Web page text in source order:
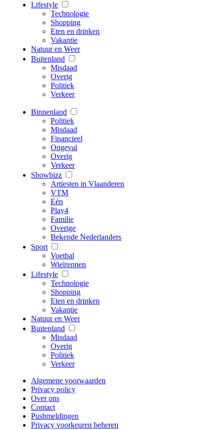
Lifestyle
Technologie
Shopping
Eten en drinken
Vakantie
Natuur en Weer
Buitenland
Misdaad
Overig
Politiek
Verkeer
Binnenland
Politiek
Misdaad
Financieel
Ongeval
Overig
Verkeer
Showbizz
Artiesten in Vlaanderen
VTM
Eén
Play4
Familie
Overige
Bekende Nederlanders
Sport
Voetbal
Wielrennen
Lifestyle
Technologie
Shopping
Eten en drinken
Vakantie
Natuur en Weer
Buitenland
Misdaad
Overig
Politiek
Verkeer
Algemene voorwaarden
Privacy policy
Over ons
Contact
Pushmeldingen
Privacy voorkeuren beheren